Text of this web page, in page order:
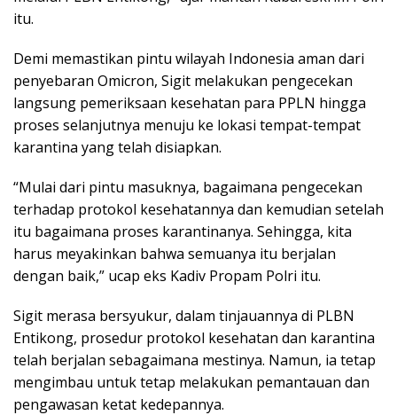
itu.
Demi memastikan pintu wilayah Indonesia aman dari
penyebaran Omicron, Sigit melakukan pengecekan
langsung pemeriksaan kesehatan para PPLN hingga
proses selanjutnya menuju ke lokasi tempat-tempat
karantina yang telah disiapkan.
“Mulai dari pintu masuknya, bagaimana pengecekan
terhadap protokol kesehatannya dan kemudian setelah
itu bagaimana proses karantinanya. Sehingga, kita
harus meyakinkan bahwa semuanya itu berjalan
dengan baik,” ucap eks Kadiv Propam Polri itu.
Sigit merasa bersyukur, dalam tinjauannya di PLBN
Entikong, prosedur protokol kesehatan dan karantina
telah berjalan sebagaimana mestinya. Namun, ia tetap
mengimbau untuk tetap melakukan pemantauan dan
pengawasan ketat kedepannya.